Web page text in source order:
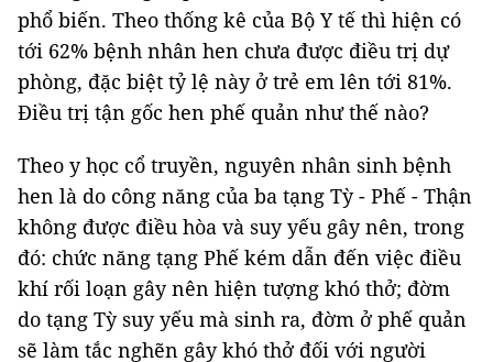
phổ biến. Theo thống kê của Bộ Y tế thì hiện có
tới 62% bệnh nhân hen chưa được điều trị dự
phòng, đặc biệt tỷ lệ này ở trẻ em lên tới 81%.
Điều trị tận gốc hen phế quản như thế nào?
Theo y học cổ truyền, nguyên nhân sinh bệnh
hen là do công năng của ba tạng Tỳ - Phế - Thận
không được điều hòa và suy yếu gây nên, trong
đó: chức năng tạng Phế kém dẫn đến việc điều
khí rối loạn gây nên hiện tượng khó thở; đờm
do tạng Tỳ suy yếu mà sinh ra, đờm ở phế quản
sẽ làm tắc nghẽn gây khó thở đối với người